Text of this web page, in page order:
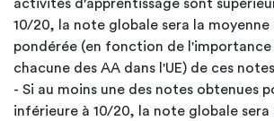
activités d'apprentissage sont
10/20, la note globale sera la
pondérée (en fonction de
chacune des AA dans l'UE) de ces
- Si au moins une des notes obtenues
inférieure à 10/20, la note globale sera